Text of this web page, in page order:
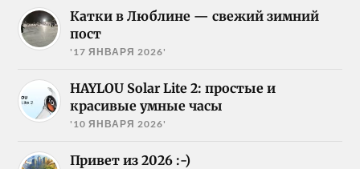
Катки в Люблине — свежий зимний
пост
'17 ЯНВАРЯ 2026'
HAYLOU Solar Lite 2: простые и
красивые умные часы
'10 ЯНВАРЯ 2026'
Привет из 2026 :-)